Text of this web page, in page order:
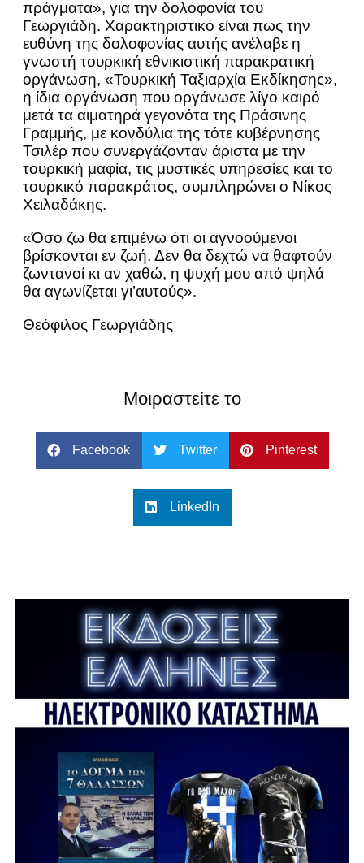
πράγματα», για την δολοφονία του
Γεωργιάδη. Χαρακτηριστικό είναι πως την
ευθύνη της δολοφονίας αυτής ανέλαβε η
γνωστή τουρκική εθνικιστική παρακρατική
οργάνωση, «Τουρκική Ταξιαρχία Εκδίκησης»,
η ίδια οργάνωση που οργάνωσε λίγο καιρό
μετά τα αιματηρά γεγονότα της Πράσινης
Γραμμής, με κονδύλια της τότε κυβέρνησης
Τσιλέρ που συνεργάζονταν άριστα με την
τουρκική μαφία, τις μυστικές υπηρεσίες και το
τουρκικό παρακράτος, συμπληρώνει ο Νίκος
Χειλαδάκης.
«Όσο ζω θα επιμένω ότι οι αγνοούμενοι
βρίσκονται εν ζωή. Δεν θα δεχτώ να θαφτούν
ζωντανοί κι αν χαθώ, η ψυχή μου από ψηλά
θα αγωνίζεται γι’αυτούς».
Θεόφιλος Γεωργιάδης
Μοιραστείτε το
Facebook Twitter Pinterest
LinkedIn